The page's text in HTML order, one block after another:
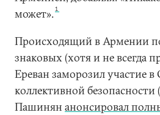
может».1
Происходящий в Армении
знаковых (хотя и не всегда
Ереван заморозил участие
коллективной
Пашинян анонсировал